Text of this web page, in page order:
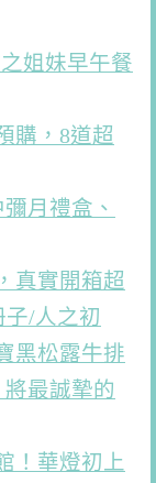
姐妹早午餐
購，8道超
月禮盒、
真實開箱超
子/人之初
黑松露牛排
最誠摯的
！華燈初上